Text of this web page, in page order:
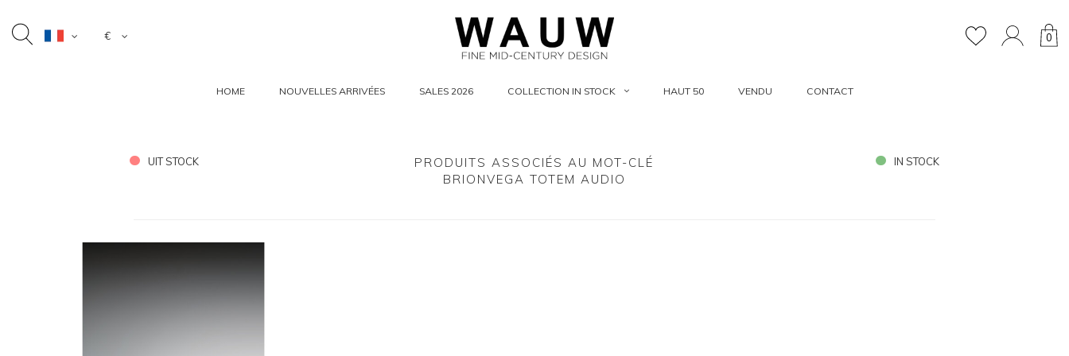
€ 0
HOME NOUVELLES ARRIVÉES SALES 2026 COLLECTION IN STOCK HAUT 50 VENDU CONTACT
UIT STOCK
PRODUITS ASSOCIÉS AU MOT-CLÉ
BRIONVEGA TOTEM AUDIO
IN STOCK